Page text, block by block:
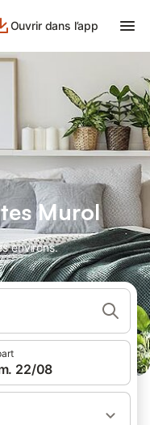
Ouvrir dans l’app
Murol
environs.
22/08